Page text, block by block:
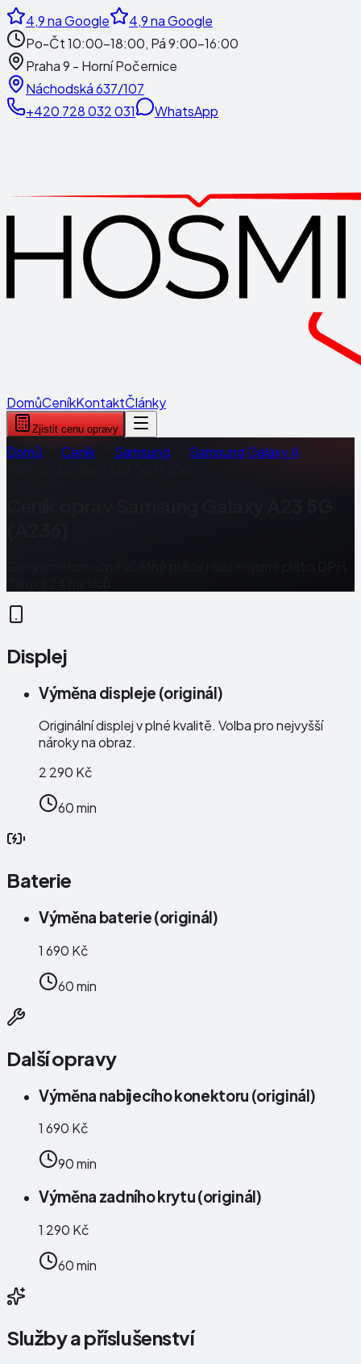
4,9na Google 4,9na Google
Po-Čt 10:00-18:00, Pá 9:00-16:00
Praha 9 - Horní Počernice
Náchodská 637/107
+420 728 032 031
WhatsApp
DomůCeníkKontaktČlánky
Zjistit cenu opravy
Domů Ceník Samsung
Samsung Galaxy A
Displej
Výměna displeje (originál)
Originální displej v plné kvalitě. Volba pro nejvyšší
nároky na obraz.
2 290 Kč
60 min
Baterie
Výměna baterie (originál)
1 690 Kč
60 min
Další opravy
Výměna nabíjecího konektoru (originál)
1 690 Kč
90 min
Výměna zadního krytu (originál)
1 290 Kč
60 min
Služby a příslušenství